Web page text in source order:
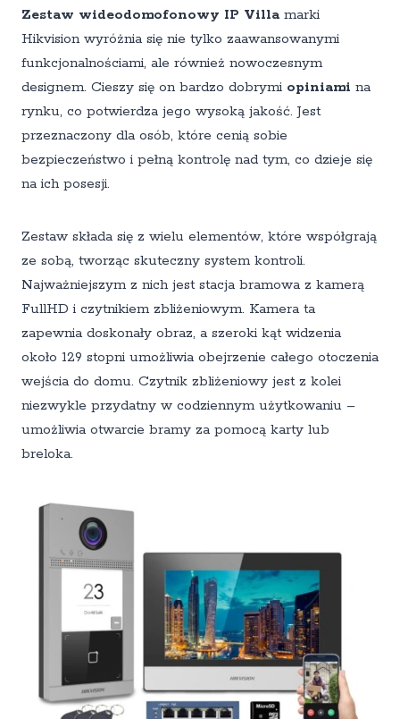
Zestaw wideodomofonowy IP Villa marki
Hikvision wyróżnia się nie tylko zaawansowanymi
funkcjonalnościami, ale również nowoczesnym
designem. Cieszy się on bardzo dobrymi opiniami na
rynku, co potwierdza jego wysoką jakość. Jest
przeznaczony dla osób, które cenią sobie
bezpieczeństwo i pełną kontrolę nad tym, co dzieje się
na ich posesji.
Zestaw składa się z wielu elementów, które współgrają
ze sobą, tworząc skuteczny system kontroli.
Najważniejszym z nich jest stacja bramowa z kamerą
FullHD i czytnikiem zbliżeniowym. Kamera ta
zapewnia doskonały obraz, a szeroki kąt widzenia
około 129 stopni umożliwia obejrzenie całego otoczenia
wejścia do domu. Czytnik zbliżeniowy jest z kolei
niezwykle przydatny w codziennym użytkowaniu –
umożliwia otwarcie bramy za pomocą karty lub
breloka.